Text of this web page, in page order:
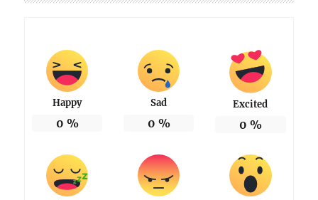
Happy
0 %
Sad
0 %
Excited
0 %